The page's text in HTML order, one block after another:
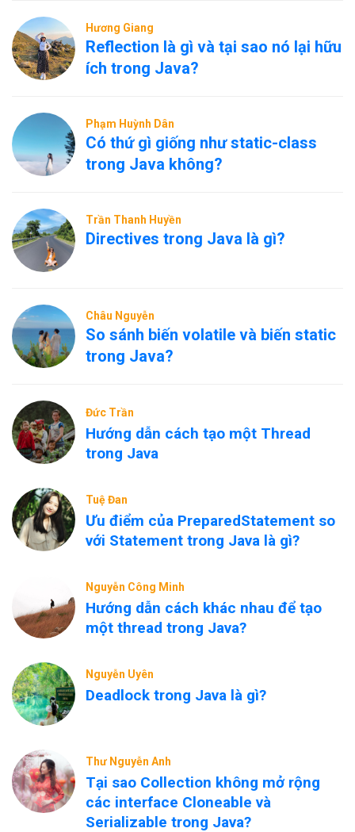
Hương Giang
Reflection là gì và tại sao nó lại hữu
ích trong Java?
Phạm Huỳnh Dân
Có thứ gì giống như static-class
trong Java không?
Trần Thanh Huyền
Directives trong Java là gì?
Châu Nguyễn
So sánh biến volatile và biến static
trong Java?
Đức Trần
Hướng dẫn cách tạo một Thread
trong Java
Tuệ Đan
Ưu điểm của PreparedStatement so
với Statement trong Java là gì?
Nguyễn Công Minh
Hướng dẫn cách khác nhau để tạo
một thread trong Java?
Nguyễn Uyên
Deadlock trong Java là gì?
Thư Nguyễn Anh
Tại sao Collection không mở rộng
các interface Cloneable và
Serializable trong Java?